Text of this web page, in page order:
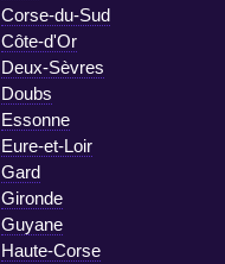
Corse-du-Sud
Côte-d'Or
Deux-Sèvres
Doubs
Essonne
Eure-et-Loir
Gard
Gironde
Guyane
Haute-Corse